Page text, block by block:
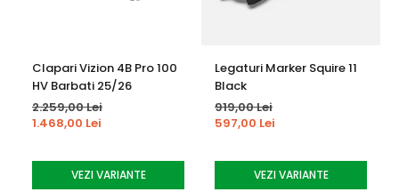
uniformă între peretele lateral și miez. Cu mai mult
ideale de performanță cu greutăți reduse.
Clapari Vizion 4B Pro 100
HV Barbati 25/26
2.259,00 Lei
1.468,00 Lei
VEZI VARIANTE
Legaturi Marker Squire 11
Black
919,00 Lei
597,00 Lei
VEZI VARIANTE